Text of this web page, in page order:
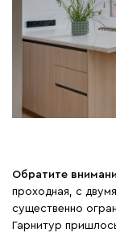
Обратите
проходная, с
существенно
Гарнитур